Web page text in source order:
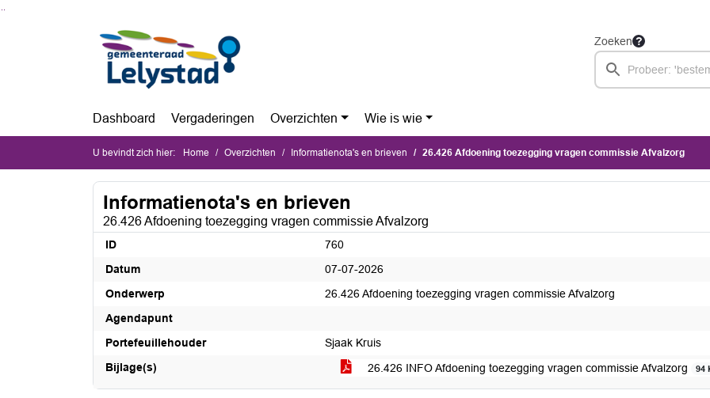
Zoeken
Dashboard Vergaderingen Overzichten Wie is wie
U bevindt zich hier: Home Overzichten Informatienota's en brieven 26.426 Afdoening toezegging vragen commissie Afvalzorg
Informatienota's en brieven
26.426 Afdoening toezegging vragen commissie Afvalzorg
ID
760
Datum
07-07-2026
Onderwerp
26.426 Afdoening toezegging vragen commissie Afvalzorg
Agendapunt
Portefeuillehouder
Sjaak Kruis
Bijlage(s)
26.426 INFO Afdoening toezegging vragen commissie Afvalzorg 94